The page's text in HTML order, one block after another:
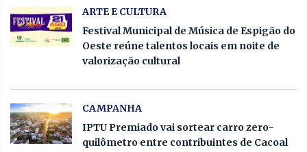
ARTE E CULTURA
Festival Municipal de Música de Espigão do
Oeste reúne talentos locais em noite de
valorização cultural
CAMPANHA
IPTU Premiado vai sortear carro zero-
quilômetro entre contribuintes de Cacoal